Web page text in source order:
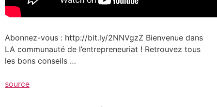
Abonnez-vous : http://bit.ly/2NNVgzZ Bienvenue dans
LA communauté de l’entrepreneuriat ! Retrouvez tous
les bons conseils …
source